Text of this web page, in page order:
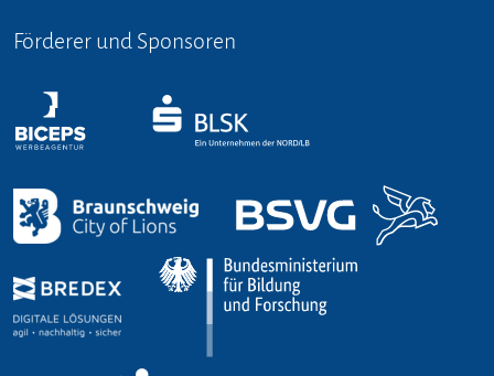
Förderer und Sponsoren